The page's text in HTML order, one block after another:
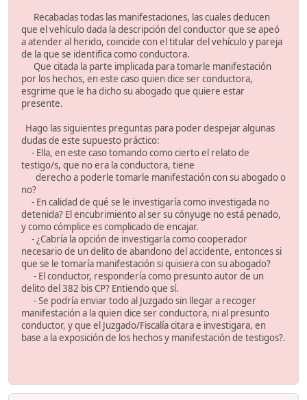
Recabadas todas las manifestaciones, las cuales deducen
que el vehículo dada la descripción del conductor que se apeó
a atender al herido, coincide con el titular del vehículo y pareja
de la que se identifica como conductora.
Que citada la parte implicada para tomarle manifestación
por los hechos, en este caso quien dice ser conductora,
esgrime que le ha dicho su abogado que quiere estar
presente.
Hago las siguientes preguntas para poder despejar algunas
dudas de este supuesto práctico:
- Ella, en este caso tomando como cierto el relato de
testigo/s, que no era la conductora, tiene
derecho a poderle tomarle manifestación con su abogado o
no?
- En calidad de qué se le investigaría como investigada no
detenida? El encubrimiento al ser su cónyuge no está penado,
y como cómplice es complicado de encajar.
- ¿Cabría la opción de investigarla como cooperador
necesario de un delito de abandono del accidente, entonces si
que se le tomaría manifestación si quisiera con su abogado?
- El conductor, respondería como presunto autor de un
delito del 382 bis CP? Entiendo que sí.
- Se podría enviar todo al Juzgado sin llegar a recoger
manifestación a la quien dice ser conductora, ni al presunto
conductor, y que el Juzgado/Fiscalía citara e investigara, en
base a la exposición de los hechos y manifestación de testigos?.